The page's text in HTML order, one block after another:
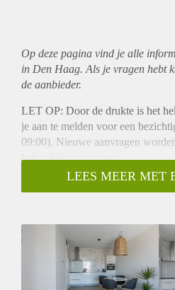
Op deze pagina vind je alle
in Den Haag. Als je vragen hebt
de aanbieder.
LET OP: Door de drukte is het
je aan te melden voor een
09:00). Nieuwe aanvragen
behandeling genomen.
Perfect gelegen nabij de haven
en volledig gemeubileerde
Ingang gebouw, brievenbussen.
verdieping.
Entree van de woning met hal,
LEES MEER MET